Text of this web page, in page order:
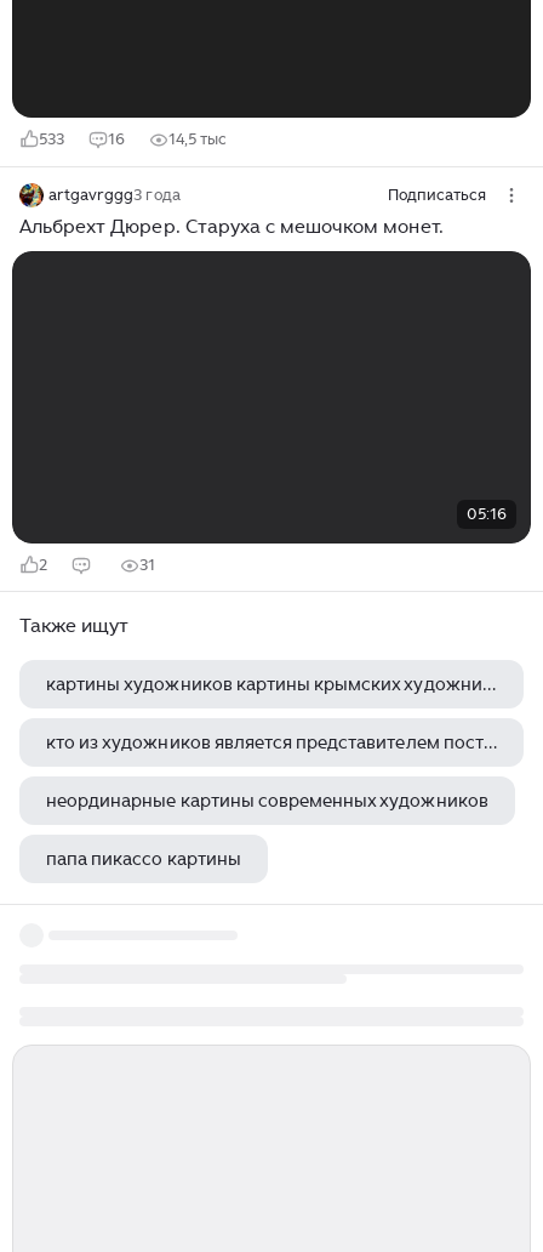
533 16 14,5 тыс
artgavrggg3 года Подписаться
Альбрехт Дюрер. Старуха с мешочком монет.
05:16
2 31
Также ищут
картины художников картины крымских художников
кто из художников является представителем постимпрессионизма
неординарные картины современных художников
папа пикассо картины